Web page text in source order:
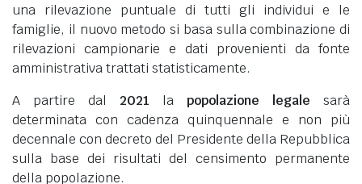
una rilevazione puntuale di tutti gli individui e le
famiglie, il nuovo metodo si basa sulla combinazione di
rilevazioni campionarie e dati provenienti da fonte
amministrativa trattati statisticamente.
A partire dal 2021 la popolazione legale sarà
determinata con cadenza quinquennale e non più
decennale con decreto del Presidente della Repubblica
sulla base dei risultati del censimento permanente
della popolazione.